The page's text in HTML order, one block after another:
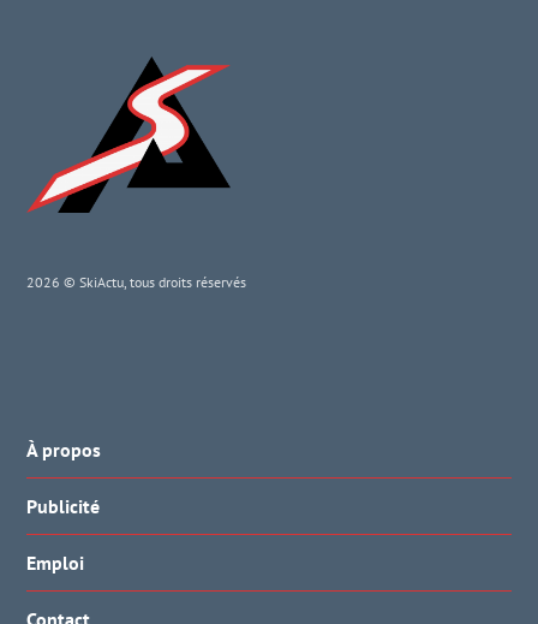
2026 © SkiActu, tous droits réservés
À propos
Publicité
Emploi
Contact